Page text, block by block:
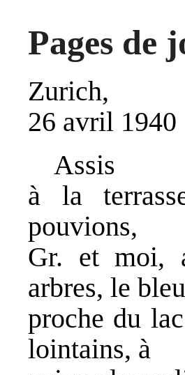
Pages de
Zurich,
26 avril 1940
Assis
à la
pouvions,
Gr. et moi,
arbres, le bleu
proche du
lointains, à